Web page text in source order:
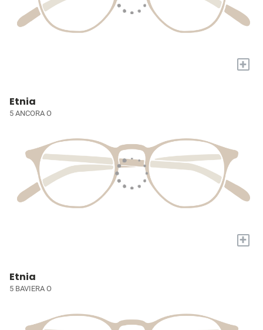
+
Etnia
5 ANCORA O
+
Etnia
5 BAVIERA O